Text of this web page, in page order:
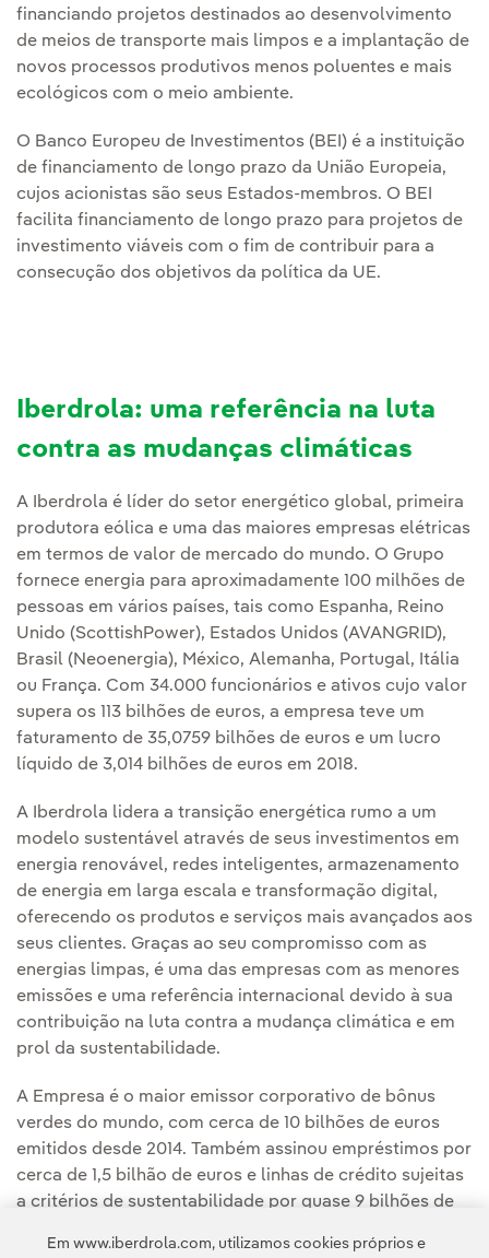
financiando projetos destinados ao desenvolvimento
de meios de transporte mais limpos e a implantação de
novos processos produtivos menos poluentes e mais
ecológicos com o meio ambiente.
O Banco Europeu de Investimentos (BEI) é a instituição
de financiamento de longo prazo da União Europeia,
cujos acionistas são seus Estados-membros. O BEI
facilita financiamento de longo prazo para projetos de
investimento viáveis com o fim de contribuir para a
consecução dos objetivos da política da UE.
Iberdrola: uma referência na luta
contra as mudanças climáticas
A Iberdrola é líder do setor energético global, primeira
produtora eólica e uma das maiores empresas elétricas
em termos de valor de mercado do mundo. O Grupo
fornece energia para aproximadamente 100 milhões de
pessoas em vários países, tais como Espanha, Reino
Unido (ScottishPower), Estados Unidos (AVANGRID),
Brasil (Neoenergia), México, Alemanha, Portugal, Itália
ou França. Com 34.000 funcionários e ativos cujo valor
supera os 113 bilhões de euros, a empresa teve um
faturamento de 35,0759 bilhões de euros e um lucro
líquido de 3,014 bilhões de euros em 2018.
A Iberdrola lidera a transição energética rumo a um
modelo sustentável através de seus investimentos em
energia renovável, redes inteligentes, armazenamento
de energia em larga escala e transformação digital,
oferecendo os produtos e serviços mais avançados aos
seus clientes. Graças ao seu compromisso com as
energias limpas, é uma das empresas com as menores
emissões e uma referência internacional devido à sua
contribuição na luta contra a mudança climática e em
prol da sustentabilidade.
A Empresa é o maior emissor corporativo de bônus
verdes do mundo, com cerca de 10 bilhões de euros
emitidos desde 2014. Também assinou empréstimos por
cerca de 1,5 bilhão de euros e linhas de crédito sujeitas
a critérios de sustentabilidade por quase 9 bilhões de
Em www.iberdrola.com, utilizamos cookies próprios e